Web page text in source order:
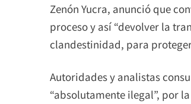
Zenón Yucra, anunció que
proceso y así “devolver la
clandestinidad, para
Autoridades y analistas
“absolutamente ilegal”, por